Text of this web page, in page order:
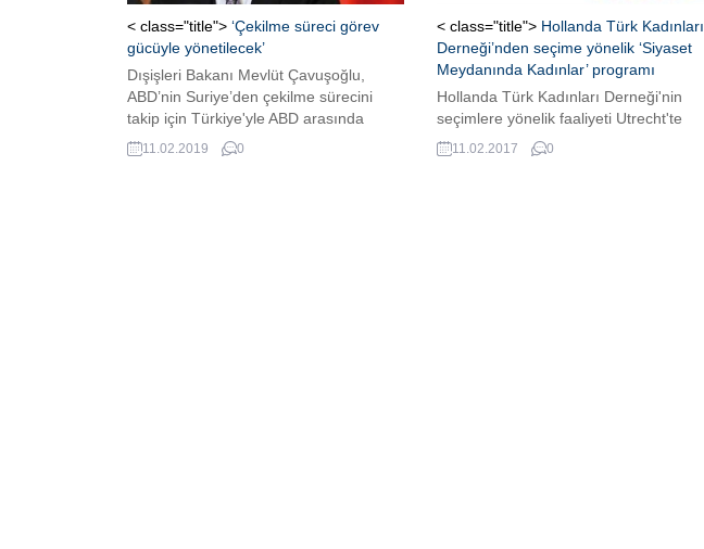
< class="title"> ‘Çekilme süreci görev
gücüyle yönetilecek’
Dışişleri Bakanı Mevlüt Çavuşoğlu,
ABD’nin Suriye’den çekilme sürecini
takip için Türkiye'yle ABD arasında
görev gücü kurulduğunu açıkladı. Bakan
Çavuşoğlu, kötü hava şartlarına rağmen
11.02.2019 0
< class="title"> Hollanda Türk Kadınları
Derneği’nden seçime yönelik ‘Siyaset
Meydanında Kadınlar’ programı
Hollanda Türk Kadınları Derneği'nin
seçimlere yönelik faaliyeti Utrecht'te
gerçekleşecek.
11.02.2017 0